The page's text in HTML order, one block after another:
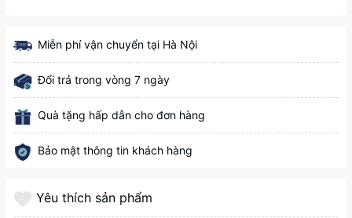
Miễn phí vận chuyển tại Hà Nội
Đổi trả trong vòng 7 ngày
Quà tặng hấp dẫn cho đơn hàng
Bảo mật thông tin khách hàng
Yêu thích sản phẩm